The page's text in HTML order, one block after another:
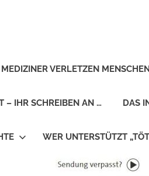
MEDIZINER VERLETZEN
– IHR SCHREIBEN AN … DAS
WER UNTERSTÜTZT